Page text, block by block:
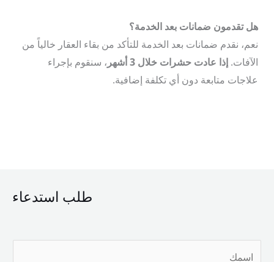
هل تقدمون ضمانات بعد الخدمة؟
نعم، نقدم ضمانات بعد الخدمة للتأكد من بقاء العقار خالياً من
الآفات. إذا عادت حشرات خلال 3 أشهر
، سنقوم بإجراء
علاجات متابعة دون أي تكلفة إضافية.
طلب استدعاء